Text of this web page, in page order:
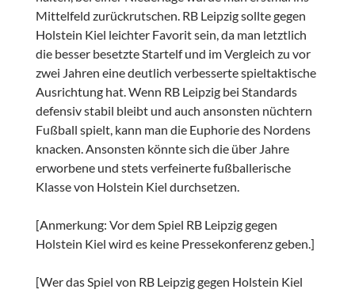
Mittelfeld zurückrutschen. RB Leipzig sollte gegen
Holstein Kiel leichter Favorit sein, da man letztlich
die besser besetzte Startelf und im Vergleich zu vor
zwei Jahren eine deutlich verbesserte spieltaktische
Ausrichtung hat. Wenn RB Leipzig bei Standards
defensiv stabil bleibt und auch ansonsten nüchtern
Fußball spielt, kann man die Euphorie des Nordens
knacken. Ansonsten könnte sich die über Jahre
erworbene und stets verfeinerte fußballerische
Klasse von Holstein Kiel durchsetzen.
[Anmerkung: Vor dem Spiel RB Leipzig gegen
Holstein Kiel wird es keine Pressekonferenz geben.]
[Wer das Spiel von RB Leipzig gegen Holstein Kiel